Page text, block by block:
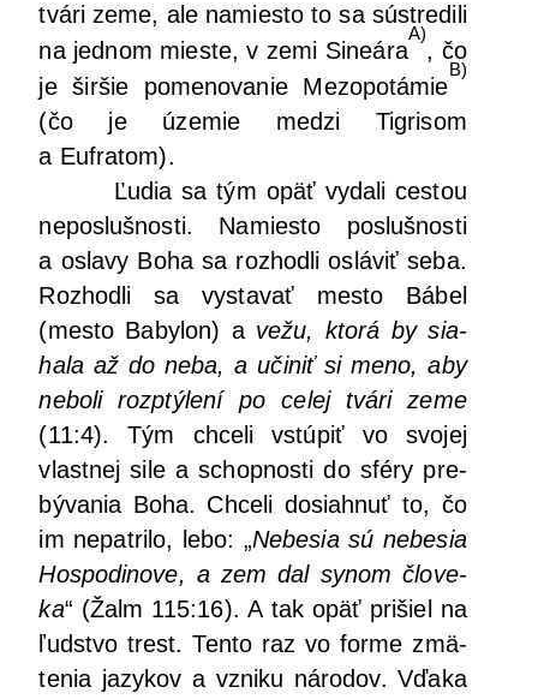
tvá­ri zeme, ale namies­to to sa sústre­di­li
na jed­nom mies­te, v zemi Sine­ára
A)
, čo
je šir­šie pome­no­va­nie Mezo­po­tá­mie
B)
(čo je úze­mie medzi Tig­ri­som
a Eufratom).
Ľudia sa tým opäť vyda­li ces­tou
nepos­luš­nos­ti. Namies­to posluš­nos­ti
a osla­vy Boha sa roz­hod­li oslá­viť seba.
Roz­hod­li sa vysta­vať mes­to Bábel
(mes­to Baby­lon) a vežu, kto­rá by sia­
ha­la až do neba, a uči­niť si meno, aby
nebo­li rozp­tý­le­ní po celej tvá­ri zeme
(11:4). Tým chce­li vstú­piť vo svo­jej
vlast­nej sile a schop­nos­ti do sfé­ry pre­
bý­va­nia Boha. Chce­li dosiah­nuť to, čo
im nepat­ri­lo, lebo: „Nebe­sia sú nebe­sia
Hos­po­di­no­ve, a zem dal synom člo­ve­
ka“ (Žalm 115:16). A tak opäť pri­šiel na
ľud­stvo trest. Ten­to raz vo for­me zmä­
te­nia jazy­kov a vzni­ku náro­dov. Vďa­ka